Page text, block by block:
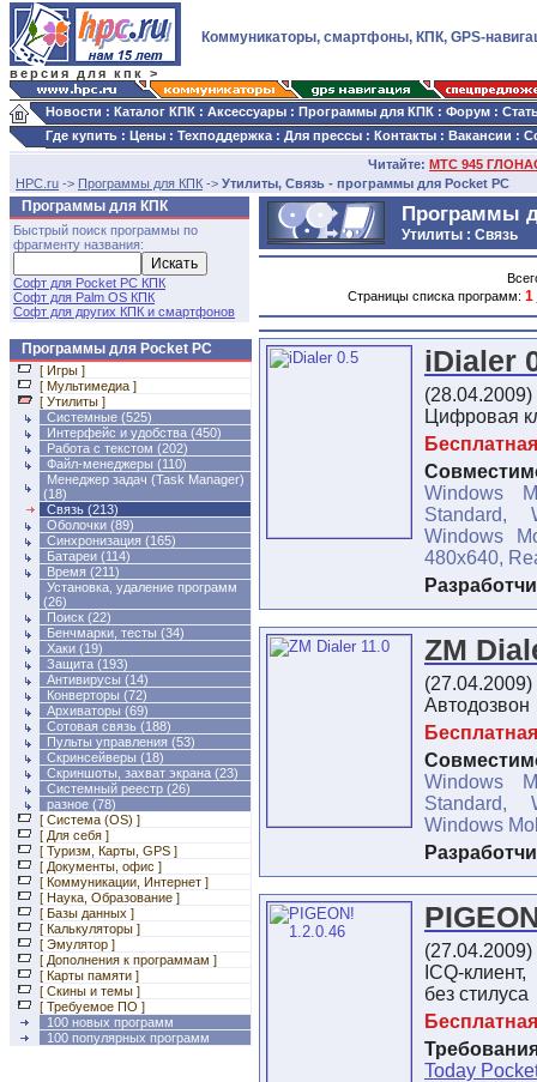
версия для кпк >
Коммуникаторы, смартфоны, КПК, GPS-
Новости : Каталог КПК : Аксессуары : Программы для КПК : Форум :
Где купить : Цены : Техподдержка : Для прессы : Контакты : Вакансии :
Читайте: МТС 945
HPC.ru -> Программы для КПК -> Утилиты, Связь - программы для Pocket PC
Программы для КПК
Быстрый поиск программы по
фрагменту названия:
Софт для Pocket PC КПК
Софт для Palm OS КПК
Софт для других КПК и смартфонов
Программы для Pocket PC
[ Игры ]
[ Мультимедиа ]
[ Утилиты ]
Системные (525)
Интерфейс и удобства (450)
Работа с текстом (202)
Файл-менеджеры (110)
Менеджер задач (Task Manager)
(18)
Связь (213)
Оболочки (89)
Синхронизация (165)
Батареи (114)
Время (211)
Установка, удаление программ
(26)
Поиск (22)
Бенчмарки, тесты (34)
Хаки (19)
Защита (193)
Антивирусы (14)
Конверторы (72)
Архиваторы (69)
Сотовая связь (188)
Пульты управления (53)
Скринсейверы (18)
Скриншоты, захват экрана (23)
Системный реестр (26)
разное (78)
[ Система (OS) ]
[ Для себя ]
[ Туризм, Карты, GPS ]
[ Документы, офис ]
[ Коммуникации, Интернет ]
[ Наука, Образование ]
[ Базы данных ]
[ Калькуляторы ]
[ Эмулятор ]
[ Дополнения к программам ]
[ Карты памяти ]
[ Скины и темы ]
[ Требуемое ПО ]
100 новых программ
100 популярных программ
Программы
Утилиты : Связь
Страницы списка программ: 1
iDialer
(28.04.2009)
Цифровая
Бесплатная
Windows
Standard,
Windows
480x640,
ZM
(27.04.2009)
Автодозвон
Бесплатная
Windows
Standard,
Windows
(27.04.2009)
ICQ-
без стилуса
Бесплатная
Today